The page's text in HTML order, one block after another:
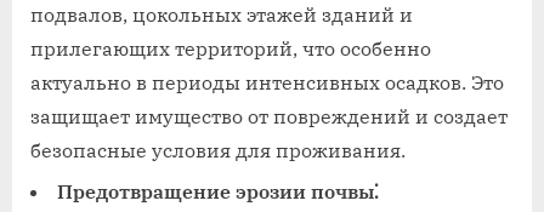
подвалов, цокольных этажей зданий и
прилегающих территорий, что особенно
актуально в периоды интенсивных осадков. Это
защищает имущество от повреждений и создает
безопасные условия для проживания.
Предотвращение эрозии почвы⁚